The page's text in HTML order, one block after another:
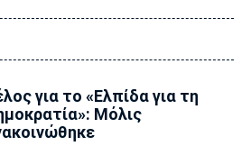
για το «Ελπίδα για τη
Μόλις